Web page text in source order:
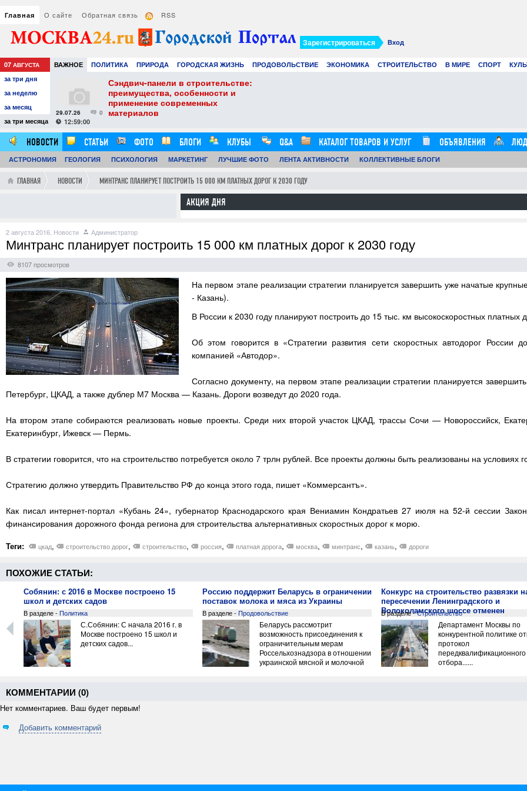
Главная О сайте Обратная связь RSS
Вход
Зарегистрироваться
07 АВГУСТА ВАЖНОЕ ПОЛИТИКА ПРИРОДА ГОРОДСКАЯ ЖИЗНЬ ПРОДОВОЛЬСТВИЕ ЭКОНОМИКА СТРОИТЕЛЬСТВО В МИРЕ СПОРТ
РАЗВЛЕЧЕНИЯ И ОТДЫХ
за три дня
за неделю
за месяц
за три месяца
советы для
0
29.07.26
12:59:00
Сэндвич-панели в строительстве:
преимущества, особенности и
применение современных
материалов
НОВОСТИ СТАТЬИ ФОТО БЛОГИ КЛУБЫ Q&A КАТАЛОГ ТОВАРОВ И УСЛУГ ОБЪЯВЛЕНИЯ
АСТРОНОМИЯ ГЕОЛОГИЯ ПСИХОЛОГИЯ МАРКЕТИНГ ЛУЧШИЕ ФОТО ЛЕНТА АКТИВНОСТИ КОЛЛЕКТИВНЫЕ БЛОГИ
ГЛАВНАЯ НОВОСТИ МИНТРАНС ПЛАНИРУЕТ ПОСТРОИТЬ 15 000 КМ ПЛАТНЫХ ДОРОГ К 2030 ГОДУ
АКЦИЯ ДНЯ
2 августа 2016, Новости Администратор
Минтранс планирует построить 15 000 км платных дорог к 2030 году
8107 просмотров
На первом этапе реализации стратегии планируется завершить уже начатые
- Казань).
В России к 2030 году планируют построить до 15 тыс. км высокоскоростных
Об этом говорится в «Стратегии развития сети скоростных автодорог
компанией «Автодор».
Согласно документу, на первом этапе реализации стратегии планируется
Петербург, ЦКАД, а также дублер М7 Москва — Казань. Дороги возведут до 2020 года.
На втором этапе собираются реализовать новые проекты. Среди них второй участок ЦКАД, трассы Сочи — Новороссийск,
Екатеринбург, Ижевск — Пермь.
В стратегии говорится, что на строительство потребуется около 7 трлн рублей. Все проекты должны быть реализованы на условиях
Стратегию должно утвердить Правительство РФ до конца этого года, пишет «Коммерсантъ».
Как писал интернет-портал «Кубань 24», губернатор Краснодарского края Вениамин Кондратьев 27 июля на 52-й сессии
финансирования дорожного фонда региона для строительства альтернативных скоростных дорог к морю.
Теги: цкад, строительство дорог, строительство, россия, платная дорога, москва, минтранс, казань, дороги
ПОХОЖИЕ СТАТЬИ:
Собянин: с 2016 в Москве построено 15
школ и детских садов
В разделе - Политика
С.Собянин: С начала 2016 г. в
Москве построено 15 школ и
детских садов...
Россию поддержит Беларусь в ограничении
поставок молока и мяса из Украины
В разделе - Продовольствие
Беларусь рассмотрит
возможность присоединения к
ограничительным мерам
Россельхознадзора в отношении
украинской мясной и молочной
Конкурс на строительство развязки
пересечении Ленинградского и
Волоколамского шоссе отменен
В разделе -Строительство
Департамент Москвы по
конкурентной политике
протокол
передквалификационного
отбора......
КОММЕНТАРИИ (0)
Нет комментариев. Ваш будет первым!
Добавить комментарий